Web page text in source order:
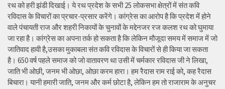
रथ को हरी झंडी दिखाई। ये रथ प्रदेश के सभी 25 लोकसभा क्षेत्रों में संत कवि
रविदास के विचारों का प्रचार-प्रसार करेंगे। कांग्रेस का आरोप है कि प्रदेश में होने
वाले पंचायती राज और शहरी निकायों के चुनावों के मद्देनजर रज कलश रथ को घुमाया
जा रहा है। कांग्रेस का अपना तर्क हो सकता है कि लेकिन मौजूदा समय में समाज में जो
जातिवाद हावी है,उसका मुकाबला संत कवि रविदास के विचारों से ही किया जा सकता
है। 650 वर्ष पहले समाज को जो वातावरण था उसी में चर्मकार रविदास जी ने लिखा,
जाति भी ओछी, जनम भी ओछा, ओछा करम हारा। हम रैदास राम राई को, कह रैदास
बिचारा। यानी हमारी जाति, जनम और कर्म छोटा है, लेकिन हम तो राजाराम के अनुचर